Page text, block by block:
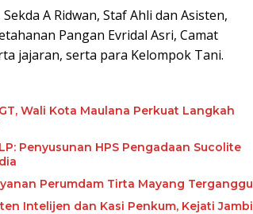
A Ridwan, Staf Ahli dan Asisten,
Pangan Evridal Asri, Camat
jajaran, serta para Kelompok Tani.
Wali Kota Maulana Perkuat Langkah
Perumdam Tirta Mayang Terganggu
Intelijen dan Kasi Penkum, Kejati Jambi